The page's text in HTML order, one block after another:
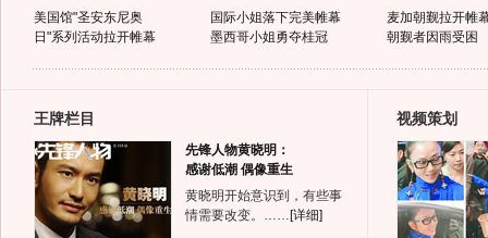
美国馆"圣安东尼奥
日"系列活动拉开帷幕
国际小姐落下完美帷幕
墨西哥小姐勇夺桂冠
麦加朝觐拉开帷
朝觐者因雨受困
王牌栏目
先锋人物黄晓明：
感谢低潮 偶像重生
黄晓明开始意识到，有些事
情需要改变。…… [详细]
视频策划